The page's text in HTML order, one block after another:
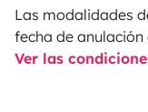
Las modalidades
fecha de anulación
Ver las